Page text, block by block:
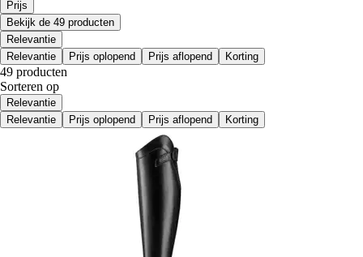
Prijs
Bekijk de 49 producten
Relevantie
Relevantie
Prijs oplopend Prijs aflopend Korting
49 producten
Sorteren op
Relevantie
Relevantie
Prijs oplopend Prijs aflopend Korting